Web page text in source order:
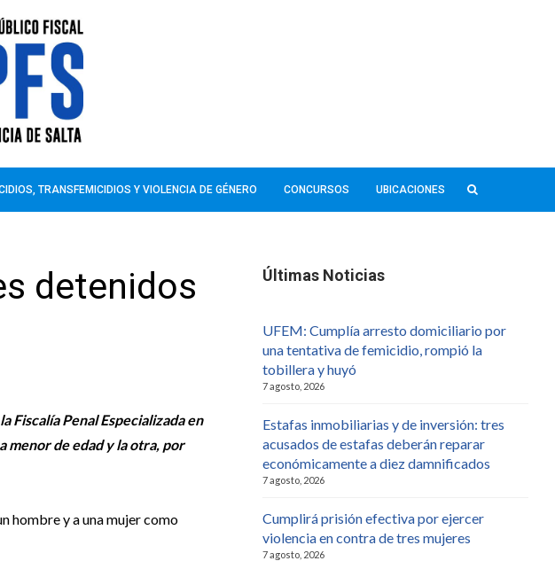
TRANSFEMICIDIOS Y VIOLENCIA DE GÉNERO CONCURSOS UBICACIONES
detenidos
Fiscalía Penal Especializada en
menor de edad y la otra, por
hombre y a una mujer como
Últimas Noticias
UFEM: Cumplía arresto domiciliario por
una tentativa de femicidio, rompió la
tobillera y huyó
7 agosto, 2026
Estafas inmobiliarias y de inversión: tres
acusados de estafas deberán reparar
económicamente a diez damnificados
7 agosto, 2026
Cumplirá prisión efectiva por ejercer
violencia en contra de tres mujeres
7 agosto, 2026